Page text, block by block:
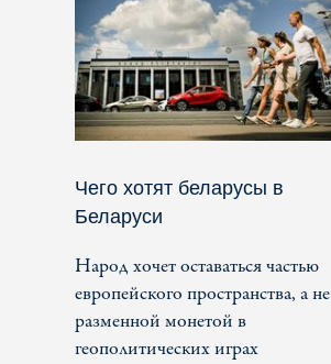
Чего хотят беларусы в
Беларуси
Народ хочет оставаться частью
европейского пространства, а не
разменной монетой в
геополитических играх